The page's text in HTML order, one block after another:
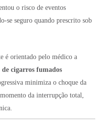
o risco de eventos
se seguro quando prescrito sob
é orientado pelo médico a
cigarros fumados
minimiza o choque da
da interrupção total,
.